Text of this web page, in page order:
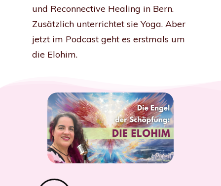
und Reconnective Healing in Bern.
Zusätzlich unterrichtet sie Yoga. Aber
jetzt im Podcast geht es erstmals um
die Elohim.